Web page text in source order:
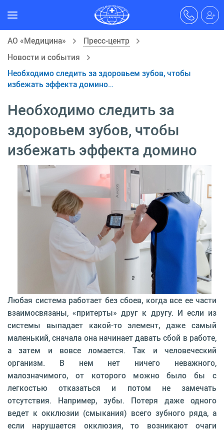
АО «Медицина»
Пресс-центр
Новости и события
Необходимо следить за здоровьем зубов, чтобы
избежать эффекта домино…
Необходимо следить за
здоровьем зубов, чтобы
избежать эффекта домино
Любая система работает без сбоев, когда все ее части
взаимосвязаны, «притерты» друг к другу. И если из
системы выпадает какой-то элемент, даже самый
маленький, сначала она начинает давать сбой в работе,
а затем и вовсе ломается. Так и человеческий
организм. В нем нет ничего неважного,
малозначимого, от которого можно было бы с
легкостью отказаться и потом не замечать
отсутствия. Например, зубы. Потеря даже одного
ведет к окклюзии (смыкания) всего зубного ряда, а
если нарушается окклюзия, то возникают очаги